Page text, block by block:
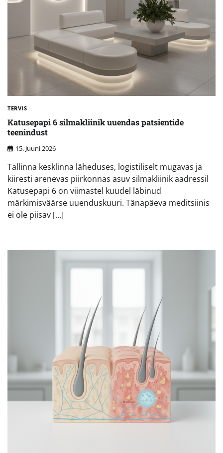
TERVIS
Katusepapi 6 silmakliinik uuendas patsientide
teenindust
15. Juuni 2026
Tallinna kesklinna läheduses, logistiliselt mugavas ja
kiiresti arenevas piirkonnas asuv silmakliinik aadressil
Katusepapi 6 on viimastel kuudel läbinud
märkimisväärse uuenduskuuri. Tänapäeva meditsiinis
ei ole piisav […]